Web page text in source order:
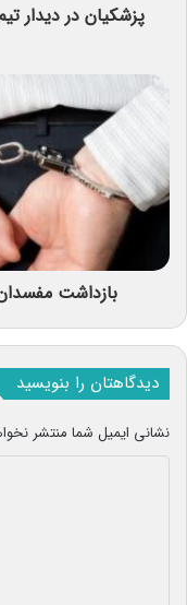
پزشکیان در دیدار
بازداشت
دیدگاهتان را بنویسید
نشانی ایمیل شما منتشر